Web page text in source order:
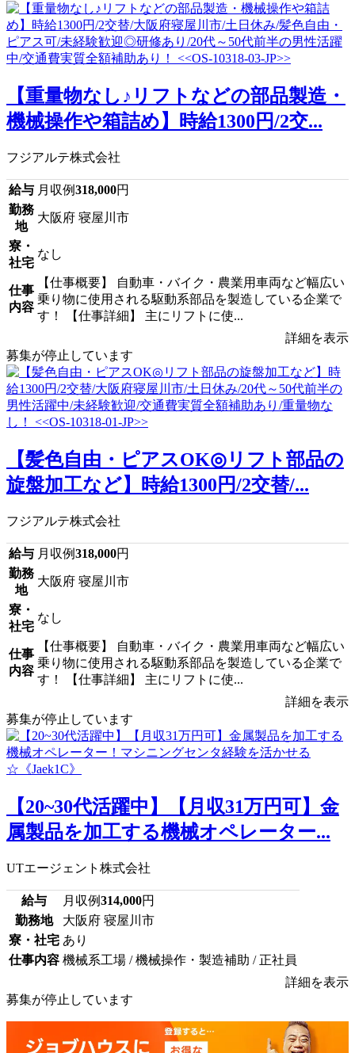
【重量物なし♪リフトなどの部品製造・
機械操作や箱詰め】時給1300円/2交...
フジアルテ株式会社
給与 月収例318,000円
勤務
地
大阪府 寝屋川市
寮・
社宅
なし
仕事
内容
【仕事概要】 自動車・バイク・農業用車両など幅広い
乗り物に使用される駆動系部品を製造している企業で
す！ 【仕事詳細】 主にリフトに使...
詳細を表示
募集が停止しています
【髪色自由・ピアスOK◎リフト部品の
旋盤加工など】時給1300円/2交替/...
フジアルテ株式会社
給与 月収例318,000円
勤務
地
大阪府 寝屋川市
寮・
社宅
なし
仕事
内容
【仕事概要】 自動車・バイク・農業用車両など幅広い
乗り物に使用される駆動系部品を製造している企業で
す！ 【仕事詳細】 主にリフトに使...
詳細を表示
募集が停止しています
【20~30代活躍中】【月収31万円可】金
属製品を加工する機械オペレーター...
UTエージェント株式会社
給与 月収例314,000円
勤務地
大阪府 寝屋川市
寮・社宅 あり
仕事内容 機械系工場 / 機械操作・製造補助 / 正社員
詳細を表示
募集が停止しています